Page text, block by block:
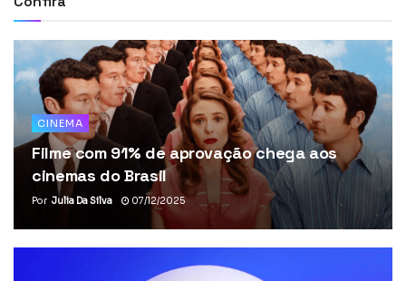
CINEMA
Filme com 91% de aprovação chega aos
cinemas do Brasil
Por Julia Da Silva 07/12/2025